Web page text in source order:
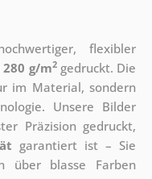
flexibler
280 g/m2gedruckt. Die
im Material, sondern
Unsere Bilder
Präzision gedruckt,
garantiert ist – Sie
über blasse Farben